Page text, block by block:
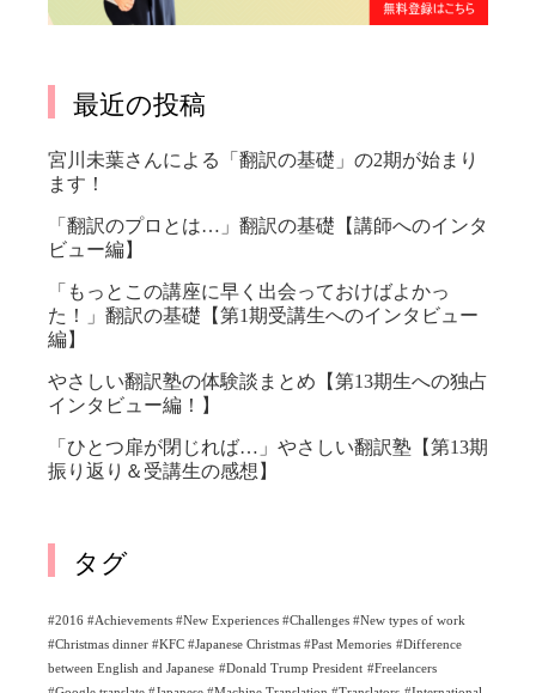
最近の投稿
宮川未葉さんによる「翻訳の基礎」の2期が始まり
ます！
「翻訳のプロとは…」翻訳の基礎【講師へのインタ
ビュー編】
「もっとこの講座に早く出会っておけばよかっ
た！」翻訳の基礎【第1期受講生へのインタビュー
編】
やさしい翻訳塾の体験談まとめ【第13期生への独占
インタビュー編！】
「ひとつ扉が閉じれば…」やさしい翻訳塾【第13期
振り返り＆受講生の感想】
タグ
#2016 #Achievements #New Experiences #Challenges #New types of work
#Christmas dinner #KFC #Japanese Christmas #Past Memories #Difference
between English and Japanese #Donald Trump President #Freelancers